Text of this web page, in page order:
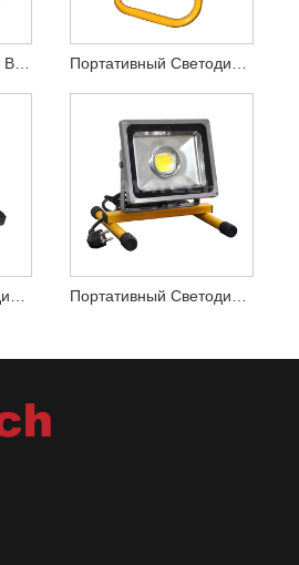
Светодиодный Шнур Bridgelux, Лампа Рабочего Освещения 85-265 В Переменного Тока Портативный Светодиодный Рабочий Фонарь Мощностью 10 Вт